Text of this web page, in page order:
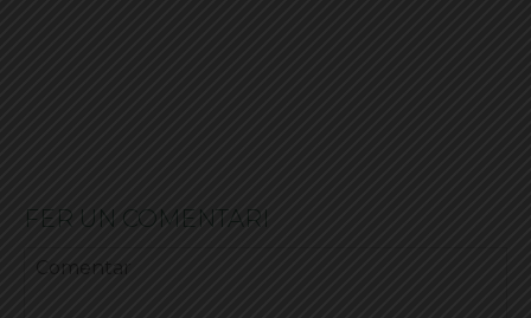
FER UN COMENTARI